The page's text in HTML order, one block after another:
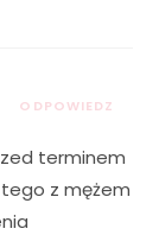
ODPOWIEDZ
terminem
z mężem